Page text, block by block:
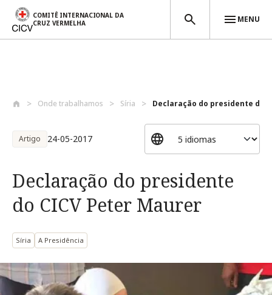
COMITÊ INTERNACIONAL DA
CRUZ VERMELHA
MENU
Onde trabalhamos Síria Declaração do presidente do
Artigo 24-05-2017
Declaração do presidente
do CICV Peter Maurer
Síria A Presidência